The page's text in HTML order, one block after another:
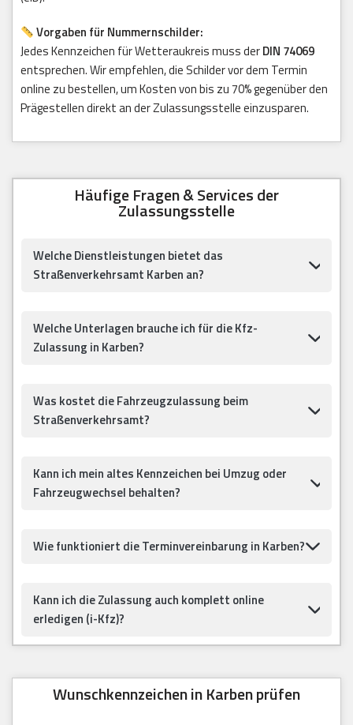
Vorgaben für Nummernschilder:
Jedes Kennzeichen für Wetteraukreis muss derDIN 74069
entsprechen. Wir empfehlen, die Schilder vor dem Termin
online zu bestellen, um Kosten von bis zu 70% gegenüber den
Prägestellen direkt an der Zulassungsstelle einzusparen.
Häufige Fragen & Services der
Zulassungsstelle
Welche Dienstleistungen bietet das
Straßenverkehrsamt Karben an?
Welche Unterlagen brauche ich für die Kfz-
Zulassung in Karben?
Was kostet die Fahrzeugzulassung beim
Straßenverkehrsamt?
Kann ich mein altes Kennzeichen bei Umzug oder
Fahrzeugwechsel behalten?
Wie funktioniert die Terminvereinbarung in Karben?
Kann ich die Zulassung auch komplett online
erledigen (i-Kfz)?
Wunschkennzeichen in Karben prüfen